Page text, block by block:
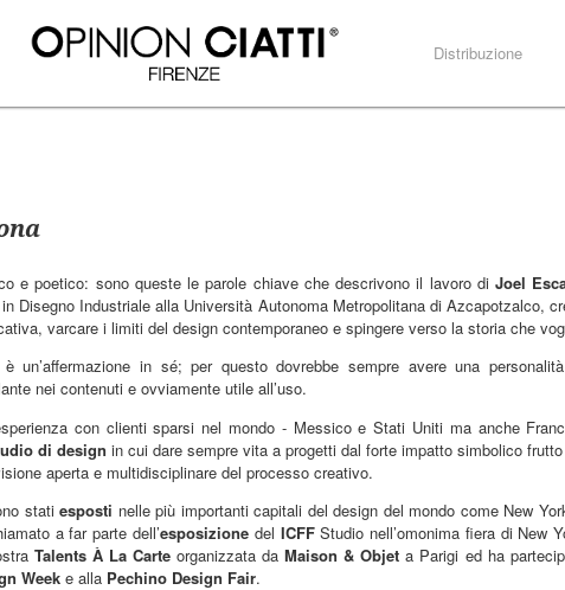
Distribuzione
e poetico: sono queste le parole chiave che descrivono il lavoro diJoel
Disegno Industriale alla Università Autonoma Metropolitana di Azcapotzalco,
varcare i limiti del design contemporaneo e spingere verso la storia che
un’affermazione in sé; per questo dovrebbe sempre avere una
nei contenuti e ovviamente utile all’uso.
con clienti sparsi nel mondo - Messico e Stati Uniti ma anche
di design in cui dare sempre vita a progetti dal forte impatto simbolico
aperta e multidisciplinare del processo creativo.
statiesposti nelle più importanti capitali del design del mondo come New
a far parte dell’esposizionedel ICFFStudio nell’omonima fiera di New
Talents À La Carteorganizzata daMaison & Objet a Parigi ed ha
Weeke alla Pechino Design Fair.